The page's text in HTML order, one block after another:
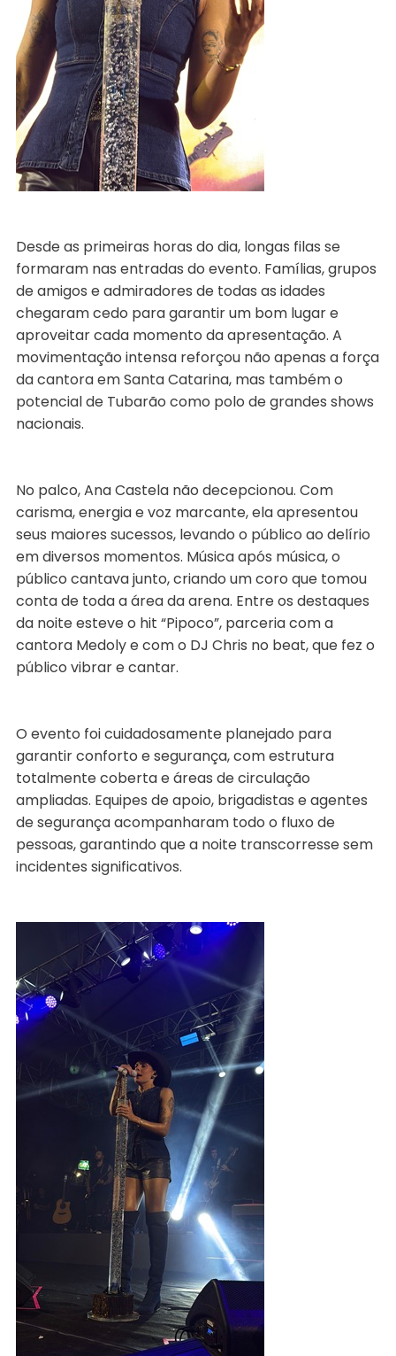
Desde as primeiras horas do dia, longas filas se
formaram nas entradas do evento. Famílias, grupos
de amigos e admiradores de todas as idades
chegaram cedo para garantir um bom lugar e
aproveitar cada momento da apresentação. A
movimentação intensa reforçou não apenas a força
da cantora em Santa Catarina, mas também o
potencial de Tubarão como polo de grandes shows
nacionais.
No palco, Ana Castela não decepcionou. Com
carisma, energia e voz marcante, ela apresentou
seus maiores sucessos, levando o público ao delírio
em diversos momentos. Música após música, o
público cantava junto, criando um coro que tomou
conta de toda a área da arena. Entre os destaques
da noite esteve o hit “Pipoco”, parceria com a
cantora Medoly e com o DJ Chris no beat, que fez o
público vibrar e cantar.
O evento foi cuidadosamente planejado para
garantir conforto e segurança, com estrutura
totalmente coberta e áreas de circulação
ampliadas. Equipes de apoio, brigadistas e agentes
de segurança acompanharam todo o fluxo de
pessoas, garantindo que a noite transcorresse sem
incidentes significativos.